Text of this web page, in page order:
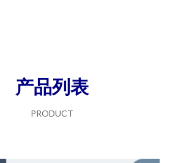
产品列表
PRODUCT